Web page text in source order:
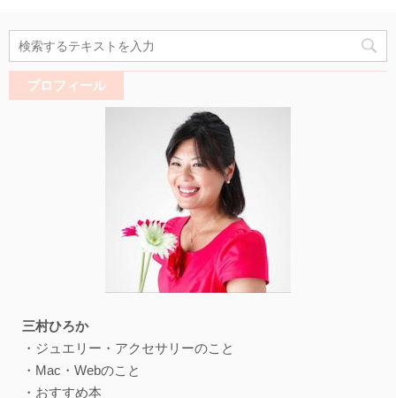
プロフィール
三村ひろか
・ジュエリー・アクセサリーのこと
・Mac・Webのこと
・おすすめ本